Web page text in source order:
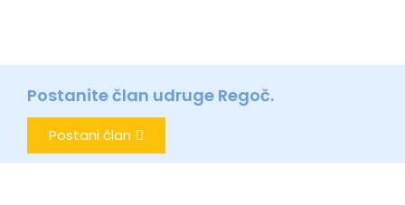
Postanite član udruge Regoč.
Postani član